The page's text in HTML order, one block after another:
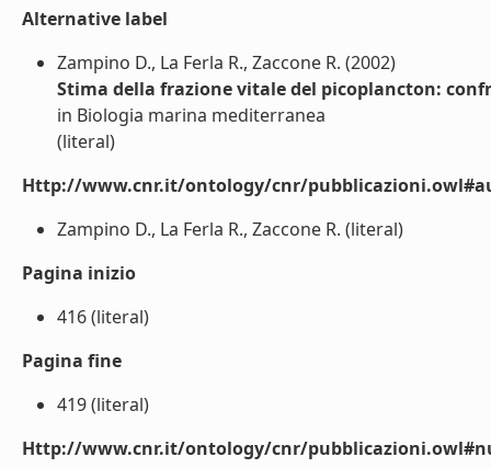
Alternative label
Zampino D., La Ferla R., Zaccone R. (2002)
Stima della frazione vitale del picoplancton:
in Biologia marina mediterranea
(literal)
Http://www.cnr.it/ontology/cnr/
Zampino D., La Ferla R., Zaccone R. (literal)
Pagina inizio
416 (literal)
Pagina fine
419 (literal)
Http://www.cnr.it/ontology/cnr/